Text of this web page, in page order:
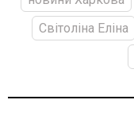
Світоліна Еліна